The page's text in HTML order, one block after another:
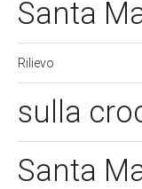
Santa
Rilievo
sulla
Santa